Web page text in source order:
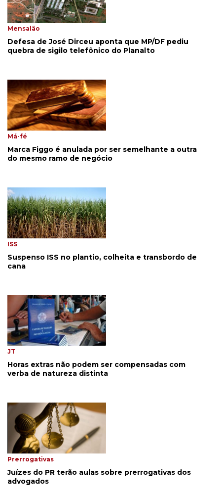
Mensalão
Defesa de José Dirceu aponta que MP/DF pediu
quebra de sigilo telefônico do Planalto
Má-fé
Marca Figgo é anulada por ser semelhante a outra
do mesmo ramo de negócio
ISS
Suspenso ISS no plantio, colheita e transbordo de
cana
JT
Horas extras não podem ser compensadas com
verba de natureza distinta
Prerrogativas
Juízes do PR terão aulas sobre prerrogativas dos
advogados